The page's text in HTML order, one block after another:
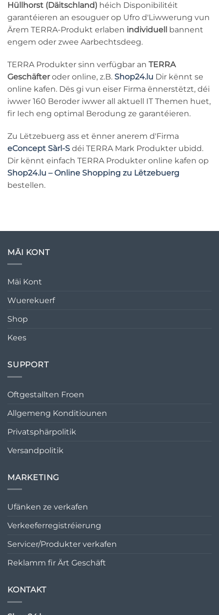
Hüllhorst (Däitschland) héich Disponibilitéit
garantéieren an esouguer op Ufro d'Liwwerung vun
Ärem TERRA-Produkt erlaben individuell
bannent
engem oder zwee Aarbechtsdeeg.
TERRA Produkter sinn verfügbar an TERRA
Geschäfteroder online, z.B. Shop24.lu Dir kënnt se
online kafen. Dës gi vun eiser Firma ënnerstëtzt, déi
iwwer 160 Beroder iwwer all aktuell IT Themen huet,
fir Iech eng optimal Berodung ze garantéieren.
Zu Lëtzebuerg ass et ënner anerem d'Firma
eConcept Sàrl-S déi TERRA Mark Produkter ubidd.
Dir kënnt einfach TERRA Produkter online kafen op
Shop24.lu – Online Shopping zu Lëtzebuerg
bestellen.
MÄI KONT
Mäi Kont
Wuerekuerf
Shop
Kees
SUPPORT
Oftgestallten Froen
Allgemeng Konditiounen
Privatsphärpolitik
Versandpolitik
MARKETING
Ufänken ze verkafen
Verkeeferregistréierung
Servicer/Produkter verkafen
Reklamm fir Ärt Geschäft
KONTAKT